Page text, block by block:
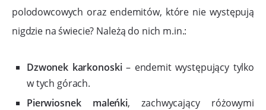
polodowcowych oraz endemitów, które nie występują
nigdzie na świecie? Należą do nich m.in.:
Dzwonek karkonoski– endemit występujący tylko
w tych górach.
Pierwiosnek maleńki, zachwycający różowymi